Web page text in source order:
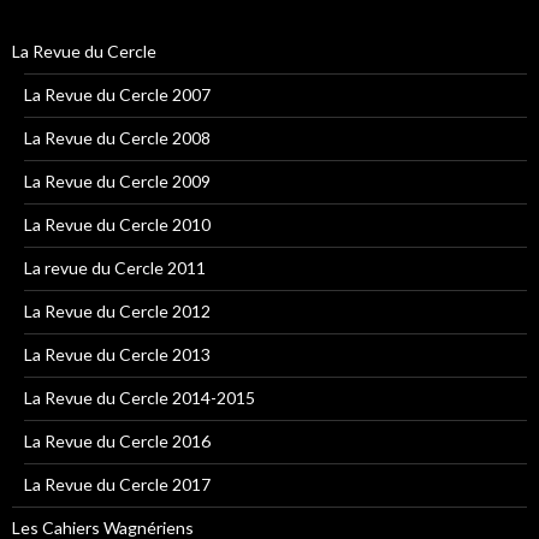
La Revue du Cercle
La Revue du Cercle 2007
La Revue du Cercle 2008
La Revue du Cercle 2009
La Revue du Cercle 2010
La revue du Cercle 2011
La Revue du Cercle 2012
La Revue du Cercle 2013
La Revue du Cercle 2014-2015
La Revue du Cercle 2016
La Revue du Cercle 2017
Les Cahiers Wagnériens